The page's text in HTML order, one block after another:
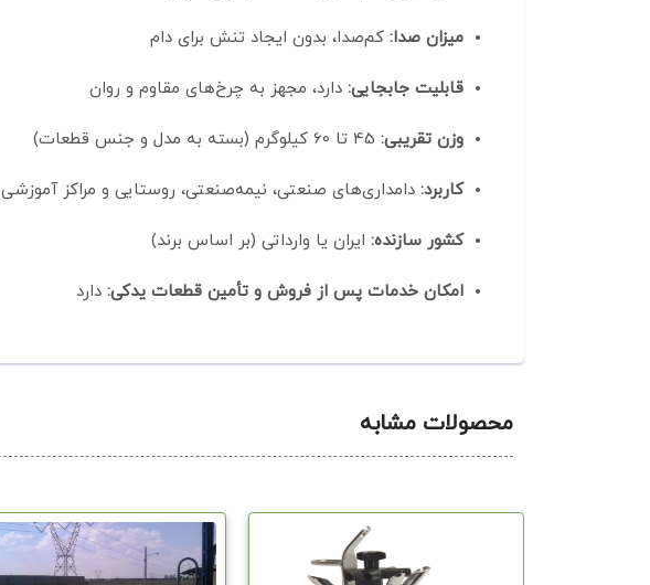
میزان صدا: کم‌صدا، بدون ایجاد تنش برای دام
قابلیت جابجایی: دارد، مجهز به چرخ‌های مقاوم و روان
وزن تقریبی:
کاربرد: دامداری‌های صنعتی، نیمه‌صنعتی، روستایی و مراکز آموزشی
کشور سازنده: ایران یا وارداتی (بر اساس برند)
امکان خدمات پس از فروش و تأمین قطعات یدکی: دارد
محصولات مشابه